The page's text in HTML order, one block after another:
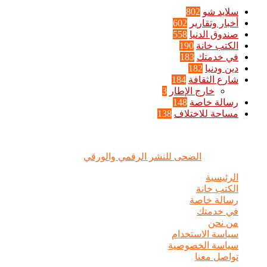
سلايد شو 802
أخبار وتقارير 602
صندوق الدنيا 558
الكتب خانة 190
في خدمتك 183
دين ودنيا 182
شارع الثقافة 184
خارج الإطار 3
رسالة خاصة 148
مساحة للاختلاف 138
الضحى للنشر الرقمي والورقي
الرئيسية
الكتب خانة
رسالة خاصة
في خدمتك
من نحن
سياسة الاستخدام
سياسة الخصوصية
تواصل معنا